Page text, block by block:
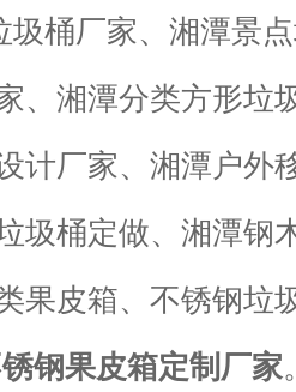
桶厂家、湘潭景点
、湘潭分类方形垃
计厂家、湘潭户外
圾桶定做、湘潭钢
果皮箱、不锈钢垃
钢果皮箱定制厂家